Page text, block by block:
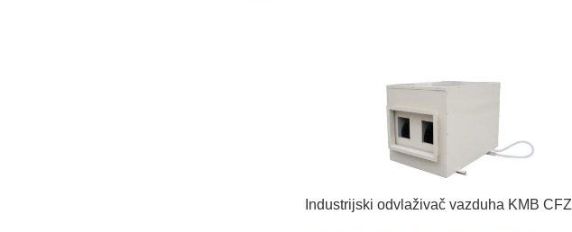
Industrijski odvlaživač vazduha KMB CFZ